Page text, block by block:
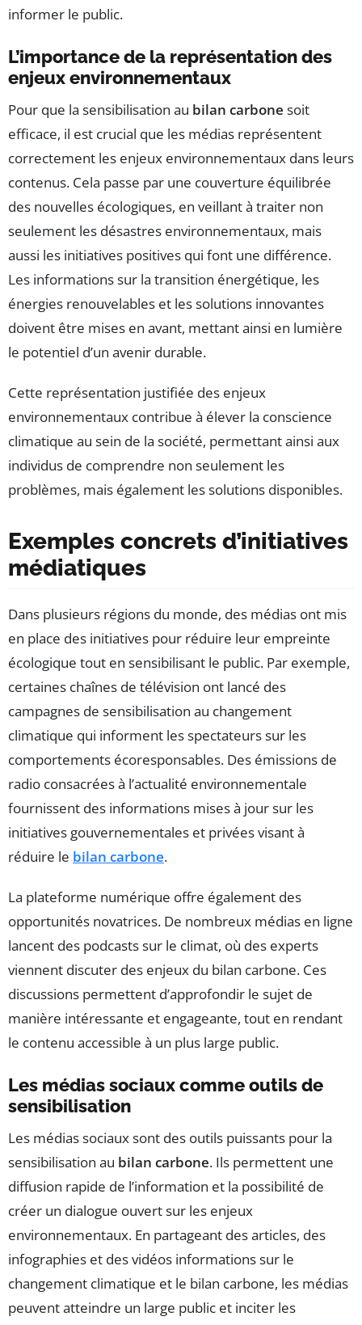
informer le public.
L’importance de la représentation des
enjeux environnementaux
Pour que la sensibilisation au bilan carbone soit
efficace, il est crucial que les médias représentent
correctement les enjeux environnementaux dans leurs
contenus. Cela passe par une couverture équilibrée
des nouvelles écologiques, en veillant à traiter non
seulement les désastres environnementaux, mais
aussi les initiatives positives qui font une différence.
Les informations sur la transition énergétique, les
énergies renouvelables et les solutions innovantes
doivent être mises en avant, mettant ainsi en lumière
le potentiel d’un avenir durable.
Cette représentation justifiée des enjeux
environnementaux contribue à élever la conscience
climatique au sein de la société, permettant ainsi aux
individus de comprendre non seulement les
problèmes, mais également les solutions disponibles.
Exemples concrets d’initiatives
médiatiques
Dans plusieurs régions du monde, des médias ont mis
en place des initiatives pour réduire leur empreinte
écologique tout en sensibilisant le public. Par exemple,
certaines chaînes de télévision ont lancé des
campagnes de sensibilisation au changement
climatique qui informent les spectateurs sur les
comportements écoresponsables. Des émissions de
radio consacrées à l’actualité environnementale
fournissent des informations mises à jour sur les
initiatives gouvernementales et privées visant à
réduire le bilan carbone.
La plateforme numérique offre également des
opportunités novatrices. De nombreux médias en ligne
lancent des podcasts sur le climat, où des experts
viennent discuter des enjeux du bilan carbone. Ces
discussions permettent d’approfondir le sujet de
manière intéressante et engageante, tout en rendant
le contenu accessible à un plus large public.
Les médias sociaux comme outils de
sensibilisation
Les médias sociaux sont des outils puissants pour la
sensibilisation au bilan carbone. Ils permettent une
diffusion rapide de l’information et la possibilité de
créer un dialogue ouvert sur les enjeux
environnementaux. En partageant des articles, des
infographies et des vidéos informations sur le
changement climatique et le bilan carbone, les médias
peuvent atteindre un large public et inciter les